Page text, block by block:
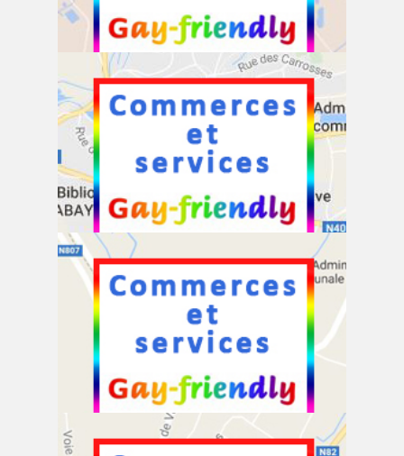
Commerces et services à Messancy
Commerces et services à Etalle
Commerces et services à Habay